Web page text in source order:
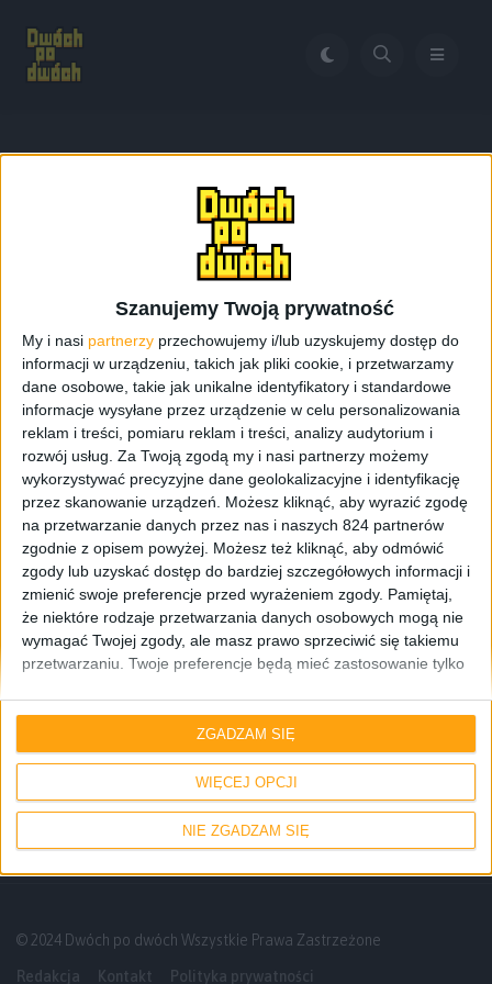
Szanujemy Twoją prywatność
My i nasi partnerzy przechowujemy i/lub uzyskujemy dostęp do
informacji w urządzeniu, takich jak pliki cookie, i przetwarzamy
dane osobowe, takie jak unikalne identyfikatory i standardowe
informacje wysyłane przez urządzenie w celu personalizowania
reklam i treści, pomiaru reklam i treści, analizy audytorium i
rozwój usług. Za Twoją zgodą my i nasi partnerzy możemy
wykorzystywać precyzyjne dane geolokalizacyjne i identyfikację
przez skanowanie urządzeń. Możesz kliknąć, aby wyrazić zgodę
na przetwarzanie danych przez nas i naszych 824 partnerów
zgodnie z opisem powyżej. Możesz też kliknąć, aby odmówić
zgody lub uzyskać dostęp do bardziej szczegółowych informacji i
zmienić swoje preferencje przed wyrażeniem zgody. Pamiętaj,
że niektóre rodzaje przetwarzania danych osobowych mogą nie
wymagać Twojej zgody, ale masz prawo sprzeciwić się takiemu
przetwarzaniu. Twoje preferencje będą mieć zastosowanie tylko
przycisk "Prywatność" na dole strony.
WIĘCEJ OPCJI
NIE ZGADZAM SIĘ
ZGADZAM SIĘ
Wgrywanie ROMu programem Odin
Wgrywanie ROMu
programem Odin
Galaktyczny Poradnik #1: Wgrywanie
oprogramowania (ROMu) za pomocą
© 2024 Dwóch po dwóch Wszystkie Prawa Zastrzeżone
Redakcja Kontakt Polityka prywatności